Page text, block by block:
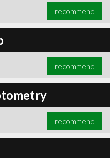
recommend
recommend
recommend